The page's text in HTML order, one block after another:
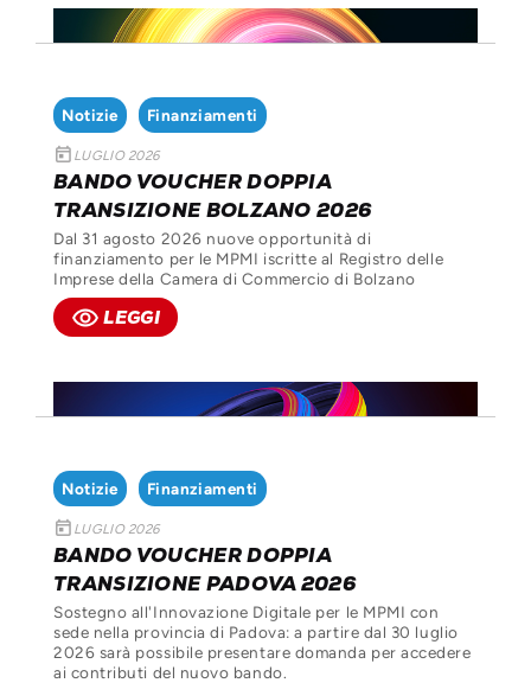
Notizie Finanziamenti
today LUGLIO 2026
BANDO VOUCHER DOPPIA
TRANSIZIONE BOLZANO 2026
Dal 31 agosto 2026 nuove opportunità di
finanziamento per le MPMI iscritte al Registro delle
Imprese della Camera di Commercio di Bolzano
remove_red_eye LEGGI
Notizie Finanziamenti
today LUGLIO 2026
BANDO VOUCHER DOPPIA
TRANSIZIONE PADOVA 2026
Sostegno all'Innovazione Digitale per le MPMI con
sede nella provincia di Padova: a partire dal 30 luglio
2026 sarà possibile presentare domanda per accedere
ai contributi del nuovo bando.